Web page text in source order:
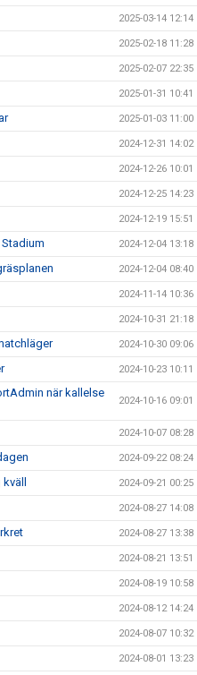
2025-03-14 12:14
2025-02-18 11:28
2025-02-07 22:35
2025-01-31 10:41
2025-01-03 11:00
2024-12-31 14:02
2024-12-26 10:01
2024-12-25 14:23
2024-12-19 15:51
2024-12-04 13:18
2024-12-04 08:40
2024-11-14 10:36
2024-10-31 21:18
2024-10-30 09:06
2024-10-23 10:11
när kallelse
2024-10-16 09:01
2024-10-07 08:28
2024-09-22 08:24
2024-09-21 00:25
2024-08-27 14:08
2024-08-27 13:38
2024-08-21 13:51
2024-08-19 10:58
2024-08-12 14:24
2024-08-07 10:32
2024-08-01 13:23